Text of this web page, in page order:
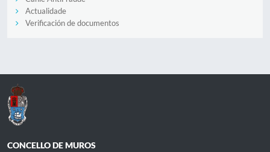
Actualidade
Verificación de documentos
CONCELLO DE MUROS